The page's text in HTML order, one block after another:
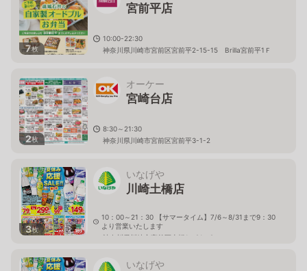
7枚
宮前平店
10:00-22:30
神奈川県川崎市宮前区宮前平2-15-15 Brilla宮前平1Ｆ
2枚
オーケー
宮崎台店
8:30～21:30
神奈川県川崎市宮前区宮前平3-1-2
3枚
いなげや
川崎土橋店
10：00～21：30 【サマータイム】7/6～8/31まで9：30
より営業いたします
神奈川県川崎市宮前区土橋1－21－9
いなげや